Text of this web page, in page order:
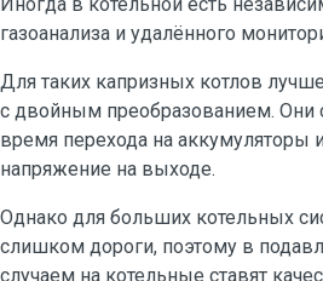
газоанализа и удалённого
Для таких капризных котлов
с двойным преобразованием. Они
время перехода на аккумуляторы
напряжение на выходе.
Однако для больших котельных
слишком дороги, поэтому в
случаем на котельные ставят